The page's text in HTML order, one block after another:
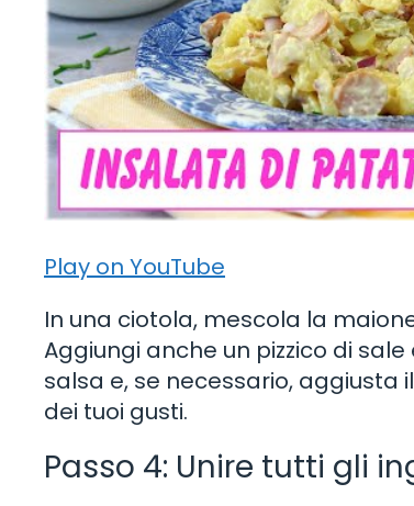
Play on YouTube
In una ciotola, mescola la
Aggiungi anche un pizzico di
salsa e, se necessario,
dei tuoi gusti.
Passo 4: Unire tutti gli